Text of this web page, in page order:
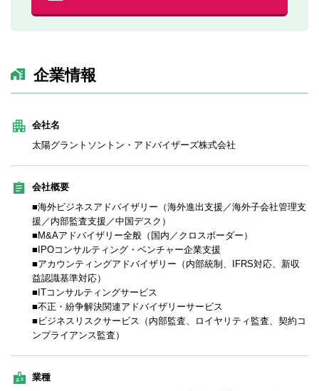
企業情報
会社名
太陽グラントソントン・アドバイザーズ株式会社
会社概要
■海外ビジネスアドバイザリー（海外進出支援／海外子会社管理支
援／内部監査支援／中国デスク）
■M&Aアドバイザリー全般（国内／クロスボーダー）
■IPOコンサルティング・ベンチャー企業支援
■アカウンティングアドバイザリー（内部統制、IFRS対応、新収
益認識基準対応）
■ITコンサルティングサービス
■不正・紛争解決関連アドバイザリーサービス
■ビジネスリスクサービス（内部監査、ロイヤリティ監査、契約コ
ンプライアンス監査）
業種